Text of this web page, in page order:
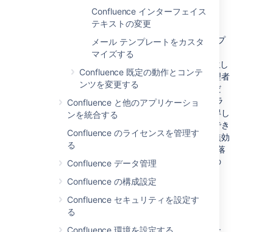
Confluence インターフェイス
テキストの変更
メール テンプレートをカスタ
マイズする
Confluence 既定の動作とコンテ
ンツを変更する
Confluence と他のアプリケーショ
ンを統合する
Confluence のライセンスを管理す
る
Confluence データ管理
Confluence の構成設定
Confluence セキュリティを設定す
る
Confluence 環境を設定する
セキュリティ
カスタム CSS を使用すると、ページにスクリプ
トを埋め込むことができますが、クロスサイト
スクリプティング（XSS）攻撃のリスクが発生し
ます。この機能を有効にすると、スペース管理者
は、他のユーザーのログイン認証情報を盗んだ
り、知らずに wiki で操作を実施するようにブラ
ウザを騙したり、グローバル管理者権限を取得し
たりするスタイルをアップロードすることができ
ます。そのため、この機能はデフォルトでは無効
になっています。Confluence 管理者はこの段落
で述べられているリスクを承知している場合の
す。
スケーリング